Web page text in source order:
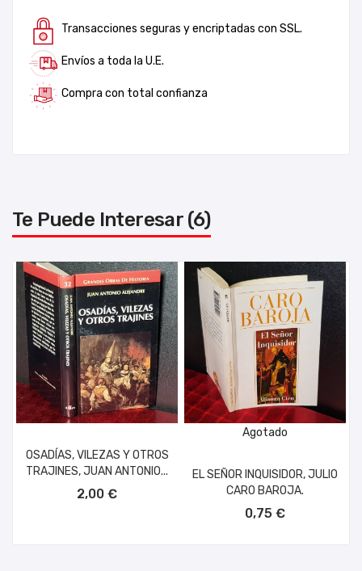
Transacciones seguras y encriptadas con SSL.
Envíos a toda la U.E.
Compra con total confianza
Te Puede Interesar (6)
OSADÍAS, VILEZAS Y OTROS
TRAJINES, JUAN ANTONIO...
2,00 €
Agotado
EL SEÑOR INQUISIDOR, JULIO
CARO BAROJA.
0,75 €